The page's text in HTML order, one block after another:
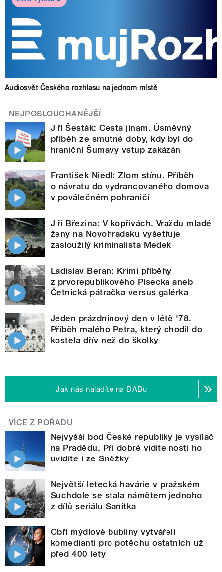
Audiosvět Českého rozhlasu na jednom místě
NEJPOSLOUCHANĚJŠÍ
Jiří Šesták: Cesta jinam. Úsměvný
příběh ze smutné doby, kdy byl do
hraniční Šumavy vstup zakázán
František Niedl: Zlom stínu. Příběh
o návratu do vydrancovaného domova
v poválečném pohraničí
Jiří Březina: V kopřivách. Vraždu mladé
ženy na Novohradsku vyšetřuje
zasloužilý kriminalista Medek
Ladislav Beran: Krimi příběhy
z prvorepublikového Písecka aneb
Četnická pátračka versus galérka
Jeden prázdninový den v létě '78.
Příběh malého Petra, který chodil do
kostela dřív než do školky
Jak nás naladíte na DABu
VÍCE Z POŘADU
Nejvyšší bod České republiky je vysílač
na Pradědu. Při dobré viditelnosti ho
uvidíte i ze Sněžky
Největší letecká havárie v pražském
Suchdole se stala námětem jednoho
z dílů seriálu Sanitka
Obří mýdlové bubliny vytvářeli
komedianti pro potěchu ostatních už
před 400 lety